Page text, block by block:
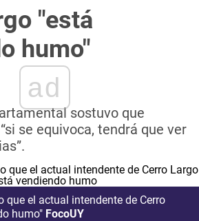
"está
humo"
ad
sostuvo que
se equivoca, tendrá que ver
que el actual intendente de Cerro
humo" FocoUY